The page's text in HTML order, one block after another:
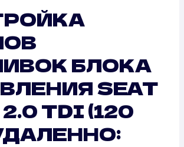
БЛОКА
SEAT
2.0 TDI (120